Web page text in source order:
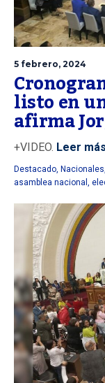
5 febrero, 2024
listo en
afirma
+VIDEO. Leer más
Destacado Nacionales
asamblea nacional